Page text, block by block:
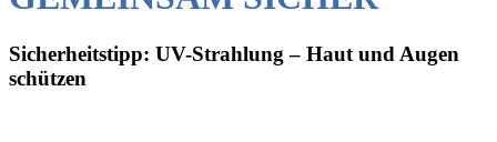
Sicherheitstipp: UV-Strahlung – Haut und Augen
schützen